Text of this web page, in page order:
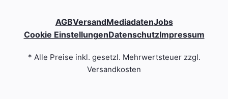
AGBVersandMediadatenJobs
Cookie EinstellungenDatenschutzImpressum
* Alle Preise inkl. gesetzl. Mehrwertsteuer zzgl.
Versandkosten